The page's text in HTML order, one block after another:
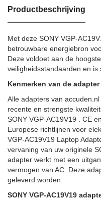
Productbeschrijving
Met deze SONY VGP-
betrouwbare energiebron
Deze voldoet aan de
veiligheidsstandaarden en is
Kenmerken van de adapter
Alle adapters van
recente en strengste
SONY VGP-AC19V19 . CE
Europese richtlijnen voor
VGP-AC19V19 Laptop
vervaning van uw originele
adapter werkt met een
vermogen van AC. Deze
geleverd worden.
SONY VGP-AC19V19